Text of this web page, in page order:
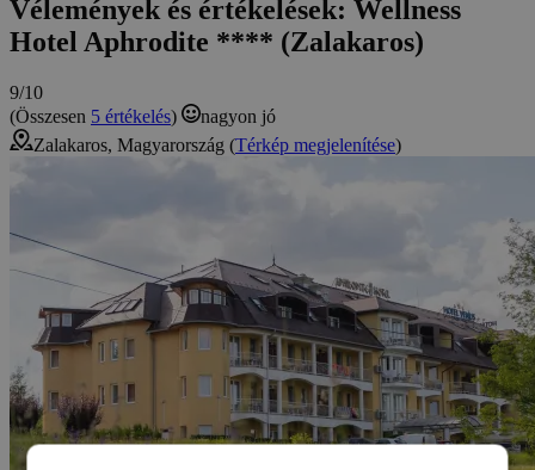
Vélemények és értékelések: Wellness
Hotel Aphrodite **** (Zalakaros)
9/10
(Összesen 5 értékelés)
nagyon jó
Zalakaros, Magyarország (Térkép megjelenítése)